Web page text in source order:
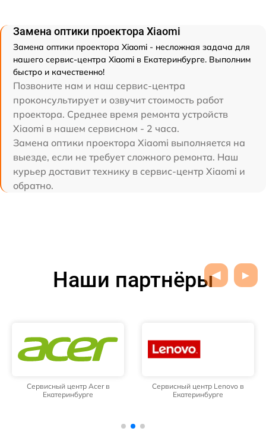
Замена оптики проектора Xiaomi
Замена оптики проектора Xiaomi - несложная задача для
нашего сервис-центра Xiaomi в Екатеринбурге. Выполним
быстро и качественно!
Позвоните нам и наш сервис-центра
проконсультирует и озвучит стоимость работ
проектора. Среднее время ремонта устройств
Xiaomi в нашем сервисном - 2 часа.
Замена оптики проектора Xiaomi выполняется на
выезде, если не требует сложного ремонта. Наш
курьер доставит технику в сервис-центр Xiaomi и
обратно.
Наши партнёры
Сервисный центр Acer в
Екатеринбурге
Сервисный центр Lenovo в
Екатеринбурге